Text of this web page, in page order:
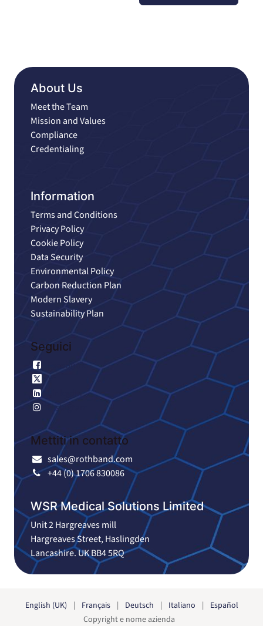
About Us
Meet the Team
Mission and Values
Compliance
Credentialing
Information
Terms and Conditions
Privacy Policy
Cookie Policy
Data Security
Environmental Policy
Carbon Reduction Plan
Modern Slavery
Sustainability Plan
Seguici
Facebook
X
LinkedIn
Instagram
Mettiti in contatto
sales@rothband.com
+44 (0) 1706 830086
WSR Medical Solutions Limited
Unit 2 Hargreaves mill
Hargreaves Street, Haslingden
Lancashire. UK BB4 5RQ
Copyright e nome azienda
English (UK) | Français | Deutsch | Italiano | Español